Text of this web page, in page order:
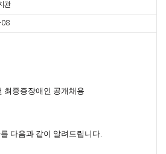
관
08
최중증장애인 공개채용
다음과 같이 알려드립니다.